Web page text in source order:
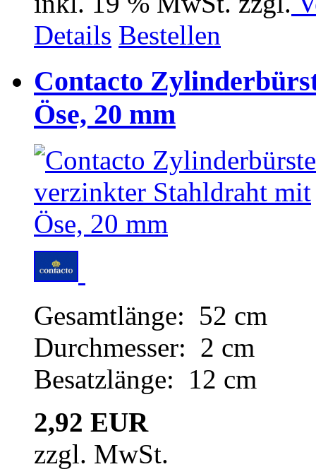
Details Bestellen
Contacto
Öse, 20 mm
Gesamtlänge: 52 cm
Durchmesser: 2 cm
Besatzlänge: 12 cm
2,92 EUR
zzgl. MwSt.